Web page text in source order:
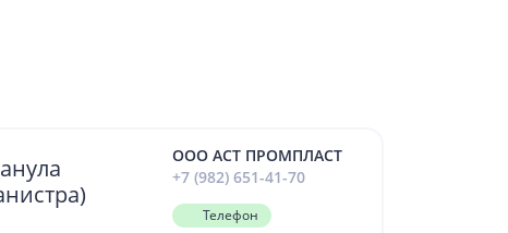
ООО АСТ ПРОМПЛАСТ
+7 (982) 651-41-70
Телефон